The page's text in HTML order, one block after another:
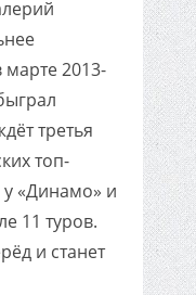
2013-
третья
топ-
«Динамо» и
11 туров.
и станет